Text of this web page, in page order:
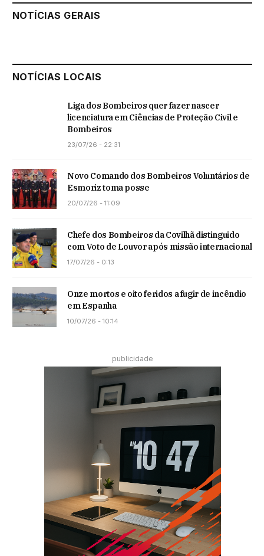
NOTÍCIAS GERAIS
NOTÍCIAS LOCAIS
Liga dos Bombeiros quer fazer nascer
licenciatura em Ciências de Proteção Civil e
Bombeiros
23/07/26 - 22:31
Novo Comando dos Bombeiros Voluntários de
Esmoriz toma posse
20/07/26 - 11:09
Chefe dos Bombeiros da Covilhã distinguido
com Voto de Louvor após missão internacional
17/07/26 - 0:13
Onze mortos e oito feridos a fugir de incêndio
em Espanha
10/07/26 - 10:14
publicidade